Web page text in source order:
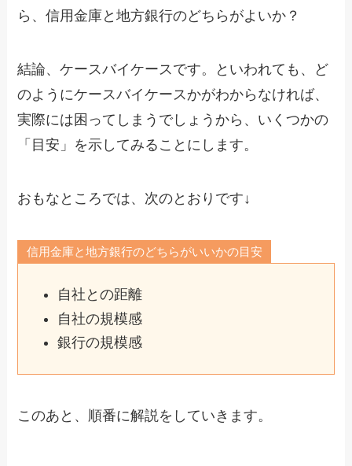
ら、信用金庫と地方銀行のどちらがよいか？
結論、ケースバイケースです。といわれても、ど
のようにケースバイケースかがわからなければ、
実際には困ってしまうでしょうから、いくつかの
「目安」を示してみることにします。
おもなところでは、次のとおりです↓
信用金庫と地方銀行のどちらがいいかの目安
自社との距離
自社の規模感
銀行の規模感
このあと、順番に解説をしていきます。